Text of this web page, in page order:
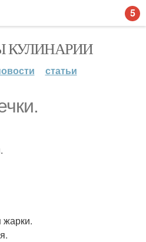
КУЛИНАРИИ
статьи
жарки.
5